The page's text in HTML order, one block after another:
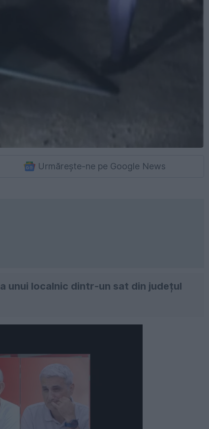
Urmărește-ne pe Google News
unui localnic dintr-un sat din județul